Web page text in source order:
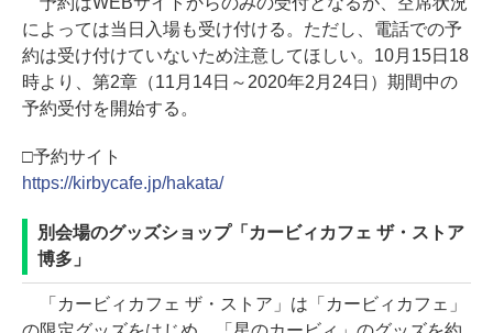
によっては当日入場も受け付ける。ただし、電話での予
約は受け付けていないため注意してほしい。10月15日18
時より、第2章（11月14日～2020年2月24日）期間中の
予約受付を開始する。
□予約サイト
https://kirbycafe.jp/hakata/
別会場のグッズショップ「カービィカフェ ザ・ストア
博多」
「カービィカフェ ザ・ストア」は「カービィカフェ」